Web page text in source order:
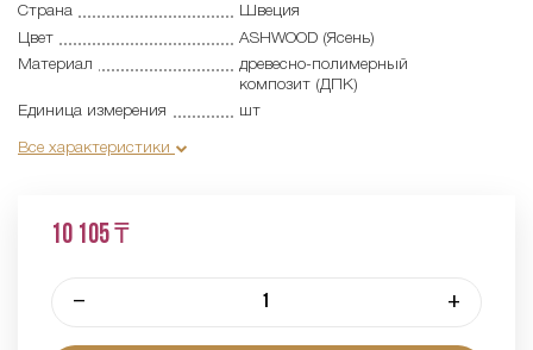
Страна
Швеция
Цвет
ASHWOOD (Ясень)
Материал
древесно-полимерный
композит (ДПК)
Единица измерения
шт
Все характеристики
10 105 ₸
– +